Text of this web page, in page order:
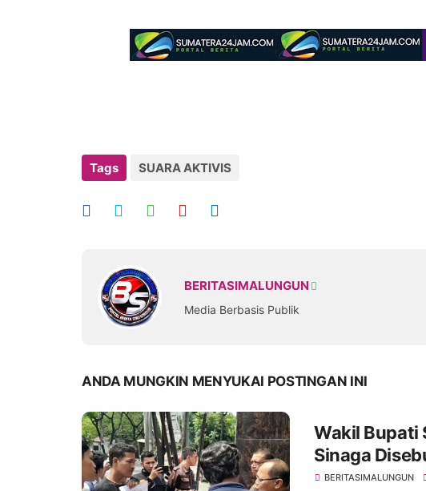
Tags SUARA AKTIVIS
BERITASIMALUNGUN
Media Berbasis Publik
ANDA MUNGKIN MENYUKAI POSTINGAN INI
Wakil Bupati
Sinaga
Pengadaan
BERITASIMALUNGUN